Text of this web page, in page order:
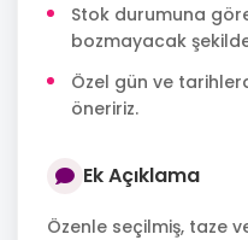
Stok durumuna
bozmayacak
Özel gün ve
öneririz.
Ek Açıklama
Özenle seçilmiş, taze